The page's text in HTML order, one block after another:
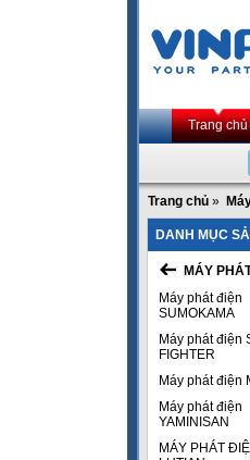
Trang chủ
Trang chủ »
DANH MỤC
MÁY
Máy phát điện
SUMOKAMA
Máy phát điện
FIGHTER
Máy phát điện
Máy phát điện
YAMINISAN
MÁY PHÁT